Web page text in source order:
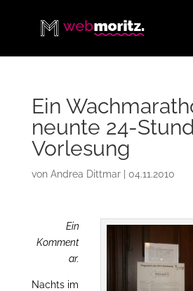
Ein
neunte 24-
Vorlesung
von Andrea Dittmar| 04.11.2010
Ein
Komment
ar.
Nachts im